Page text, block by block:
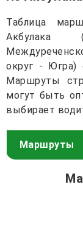
Таблица
Акбулака
округ - Югра)
Маршруты
могут быть
выбирает
Маршруты